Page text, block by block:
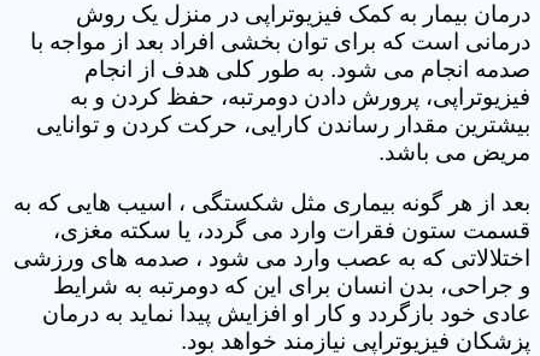
درمان بیمار به کمک فیزیوتراپی در منزل یک روش
درمانی است که برای توان بخشی افراد بعد از مواجه با
صدمه انجام می شود. به طور کلی هدف از انجام
فیزیوتراپی، پرورش دادن دومرتبه، حفظ کردن و به
بیشترین مقدار رساندن کارایی، حرکت کردن و توانایی
مریض می باشد.
بعد از هر گونه بیماری مثل شکستگی ، اسیب هایی که به
قسمت ستون فقرات وارد می گردد، یا سکته مغزی،
اختلالاتی که به عصب وارد می شود ، صدمه های ورزشی
و جراحی، بدن انسان برای این که دومرتبه به شرایط
عادی خود بازگردد و کار او افزایش پیدا نماید به درمان
پزشکان فیزیوتراپی نیازمند خواهد بود.